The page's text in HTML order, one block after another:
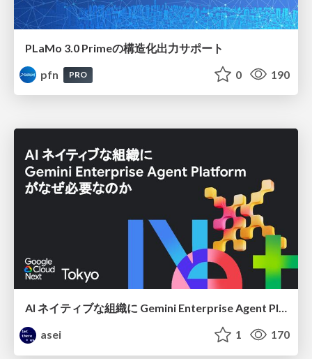
PLaMo 3.0 Primeの構造化出力サポート
pfn
PRO 0 190
AI ネイティブな組織に Gemini Enterprise Agent Platform がなぜ必要なのか
asei
1 170